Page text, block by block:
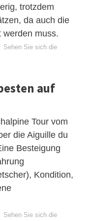
trotzdem
da auch die
werden muss.
Sehen Sie sich die
auf
Tour vom
die Aiguille du
Besteigung
Kondition,
Sehen Sie sich die